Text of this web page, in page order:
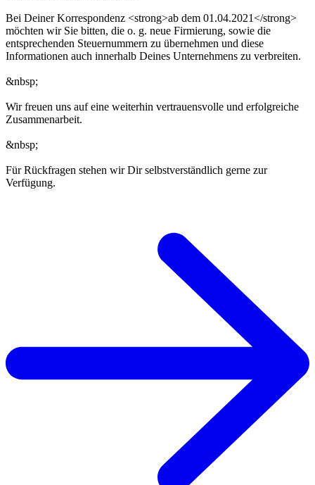
Bei Deiner Korrespondenz <strong>ab dem 01.04.2021</strong>
möchten wir Sie bitten, die o. g. neue Firmierung, sowie die
entsprechenden Steuernummern zu übernehmen und diese
Informationen auch innerhalb Deines Unternehmens zu verbreiten.
&nbsp;
Wir freuen uns auf eine weiterhin vertrauensvolle und erfolgreiche
Zusammenarbeit.
&nbsp;
Für Rückfragen stehen wir Dir selbstverständlich gerne zur
Verfügung.